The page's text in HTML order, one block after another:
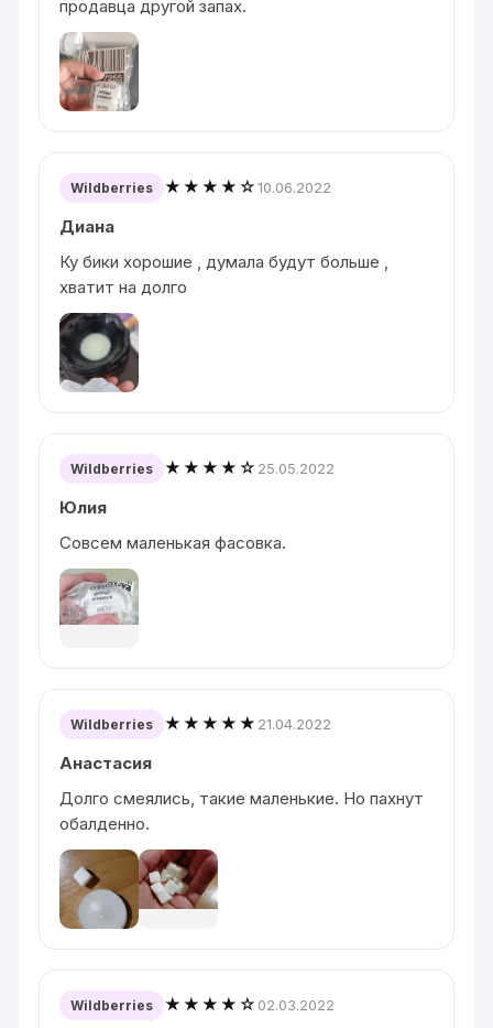
продавца другой запах.
Wildberries ★★★★☆10.06.2022
Диана
Ку бики хорошие , думала будут больше ,
хватит на долго
Wildberries ★★★★☆ 25.05.2022
Юлия
Совсем маленькая фасовка.
Wildberries ★★★★★ 21.04.2022
Анастасия
Долго смеялись, такие маленькие. Но пахнут
обалденно.
Wildberries ★★★★☆ 02.03.2022